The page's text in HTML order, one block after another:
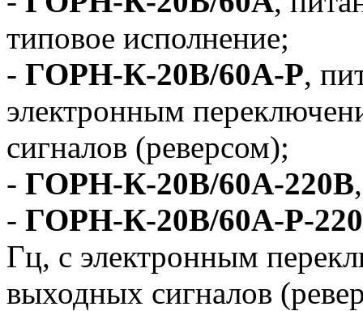
типовое исполнение;
- ГОРН-К-20В/60А-Р,
электронным
сигналов (реверсом);
- ГОРН-К-20В/60А-220В
- ГОРН-К-20В/60А-Р-
Гц, с электронным
выходных сигналов